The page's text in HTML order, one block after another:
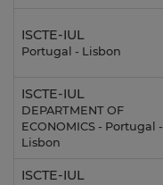
ISCTE-IUL
Portugal - Lisbon
ISCTE-IUL
DEPARTMENT OF
ECONOMICS - Portugal -
Lisbon
ISCTE-IUL